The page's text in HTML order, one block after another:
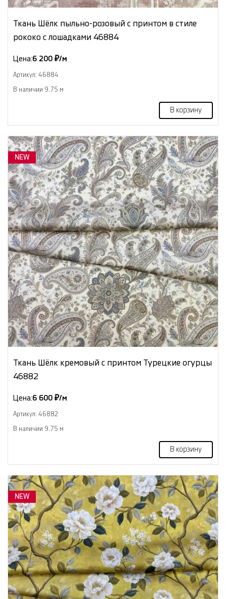
Ткань Шёлк пыльно-розовый с принтом в стиле
рококо с лошадками 46884
Цена:6 200 ₽/м
Артикул: 46884
В наличии 9.75 м
В корзину
NEW
Ткань Шёлк кремовый с принтом Турецкие огурцы
46882
Цена:6 600 ₽/м
Артикул: 46882
В наличии 9.75 м
В корзину
NEW